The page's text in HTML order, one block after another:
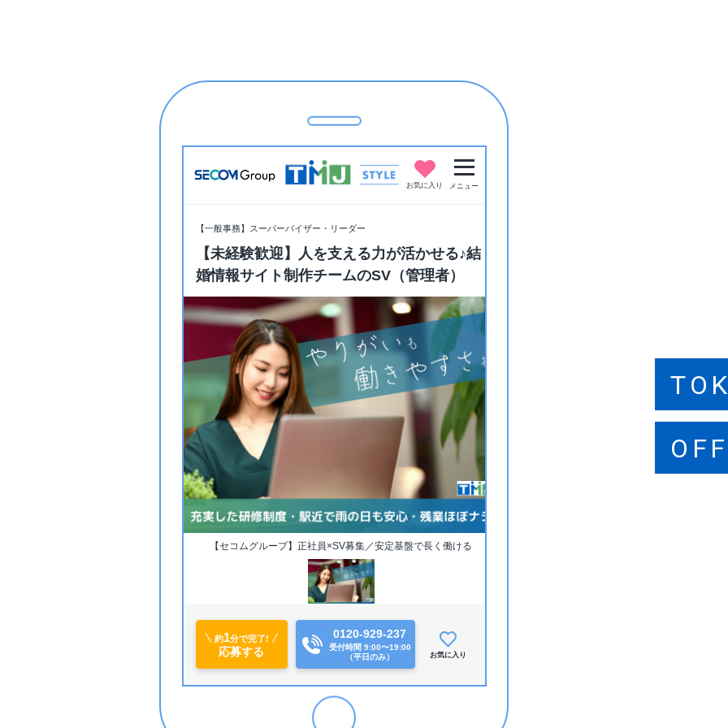
お気に入り メニュー
【一般事務】スーパーバイザー・リーダー
【未経験歓迎】人を支える力が活かせる♪結
婚情報サイト制作チームのSV（管理者）
【セコムグループ】正社員×SV募集／安定基盤で長く働ける
【安心してスタートできます！】
スキル毎に段階を踏んだ研修制度あり！
分からないことはなんでもすぐに聞ける環境です！
約1分で完了!
応募する
0120-929-237
受付時間 9:00〜19:00
（平日のみ）
お気に入り